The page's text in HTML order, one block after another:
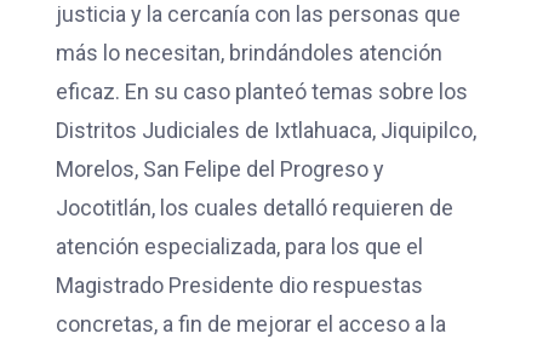
justicia y la cercanía con las personas que
más lo necesitan, brindándoles atención
eficaz. En su caso planteó temas sobre los
Distritos Judiciales de Ixtlahuaca, Jiquipilco,
Morelos, San Felipe del Progreso y
Jocotitlán, los cuales detalló requieren de
atención especializada, para los que el
Magistrado Presidente dio respuestas
concretas, a fin de mejorar el acceso a la